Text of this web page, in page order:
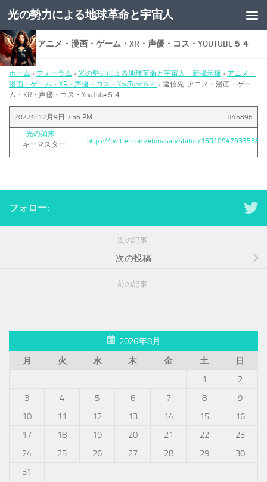
コンテンツへスキップ
光の勢力による地球革命と宇宙人
返信先: アニメ・漫画・ゲーム・XR・声優・コス・YOUTUBE５４
ホーム › フォーラム › 光の勢力による地球革命と宇宙人 新掲示板 › アニメ・
漫画・ゲーム・XR・声優・コス・YouTube５４ › 返信先: アニメ・漫画・ゲー
ム・XR・声優・コス・YouTube５４
2022年12月9日 7:56 PM
#45896
光の如来
キーマスター
https://twitter.com/etoriasan/status/
フォロー:
次の記事
次の投稿
前の記事
2026年8月
月
火 水 木 金 土
日
1
2
3
4 5 6 7 8
9
10
11 12 13 14 15
16
17
18 19 20 21 22
23
24
25 26 27 28 29
30
31